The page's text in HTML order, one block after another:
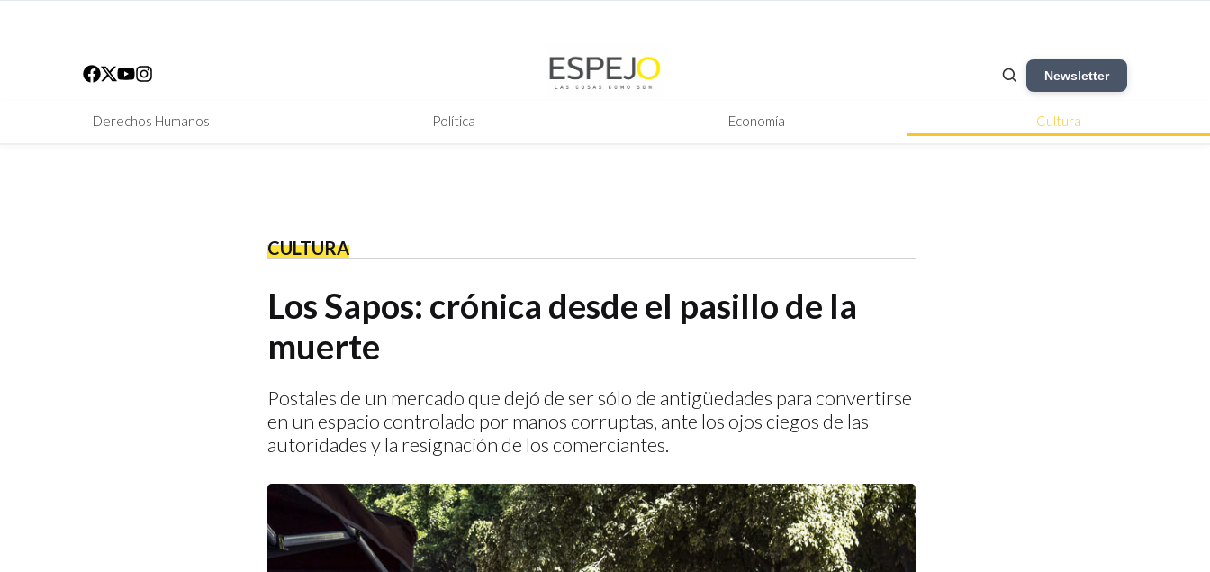
Newsletter
Derechos Humanos Política Economía Cultura
CULTURA
Los Sapos: crónica desde el pasillo de la
muerte
Postales de un mercado que dejó de ser sólo de antigüedades para convertirse
en un espacio controlado por manos corruptas, ante los ojos ciegos de las
autoridades y la resignación de los comerciantes.